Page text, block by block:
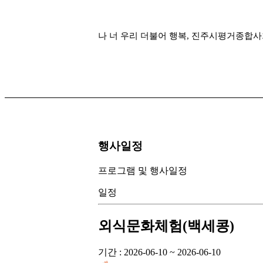
나 너 우리 더불어 행복, 진주시평거종합
행사일정
프로그램 및 행사일정
일정
외식문화체험(백세콩)
기간 : 2026-06-10 ~ 2026-06-10